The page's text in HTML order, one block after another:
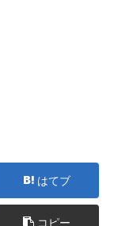
はてブ
コピー